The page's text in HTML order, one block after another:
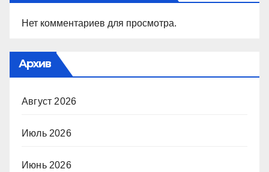
Нет комментариев для просмотра.
Архив
Август 2026
Июль 2026
Июнь 2026